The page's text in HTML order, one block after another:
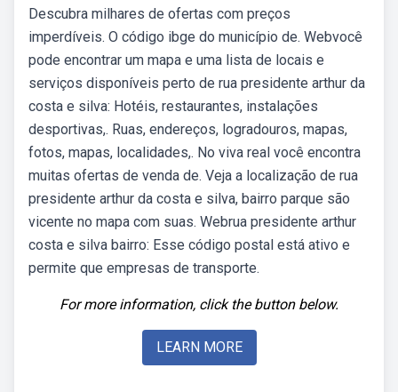
Descubra milhares de ofertas com preços
imperdíveis. O código ibge do município de. Webvocê
pode encontrar um mapa e uma lista de locais e
serviços disponíveis perto de rua presidente arthur da
costa e silva: Hotéis, restaurantes, instalações
desportivas,. Ruas, endereços, logradouros, mapas,
fotos, mapas, localidades,. No viva real você encontra
muitas ofertas de venda de. Veja a localização de rua
presidente arthur da costa e silva, bairro parque são
vicente no mapa com suas. Webrua presidente arthur
costa e silva bairro: Esse código postal está ativo e
permite que empresas de transporte.
For more information, click the button below.
LEARN MORE